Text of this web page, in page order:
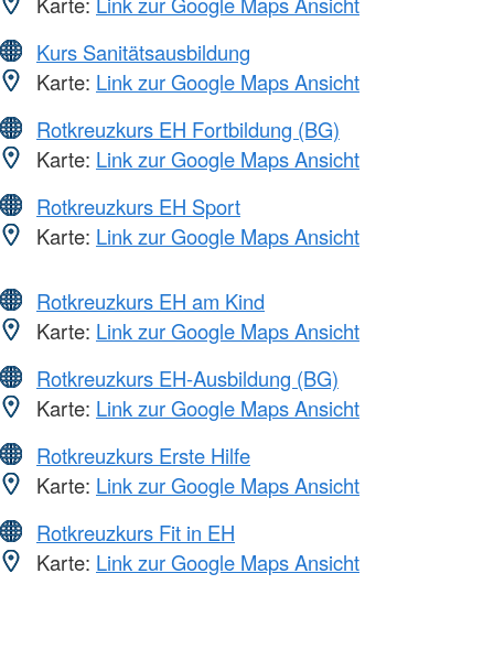
Kurs Sanitätsausbildung
Karte: Link zur Google Maps Ansicht
Rotkreuzkurs EH Fortbildung (BG)
Karte: Link zur Google Maps Ansicht
Rotkreuzkurs EH Sport
Karte: Link zur Google Maps Ansicht
Rotkreuzkurs EH am Kind
Karte: Link zur Google Maps Ansicht
Rotkreuzkurs EH-Ausbildung (BG)
Karte: Link zur Google Maps Ansicht
Rotkreuzkurs Erste Hilfe
Karte: Link zur Google Maps Ansicht
Rotkreuzkurs Fit in EH
Karte: Link zur Google Maps Ansicht